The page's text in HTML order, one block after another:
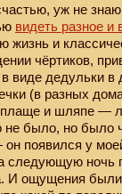
уж не
видеть разное и
жизнь и
чёртиков,
виде дедульки в
(в разных
и шляпе —
не было, но было
появился у
следующую ночь
И ощущения